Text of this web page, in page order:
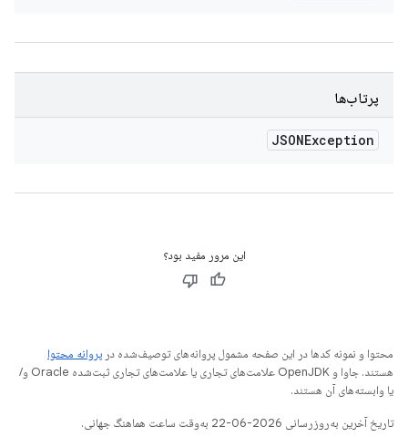
پرتاب‌ها
JSONException
این مرور مفید بود؟
محتوا و نمونه کدها در این صفحه مشمول پروانه‌های توصیف‌شده در پروانه محتوا
هستند. جاوا و OpenJDK علامت‌های تجاری یا علامت‌های تجاری ثبت‌شده Oracle و/
یا وابسته‌های آن هستند.
تاریخ آخرین به‌روزرسانی 2026-06-22 به‌وقت ساعت هماهنگ جهانی.